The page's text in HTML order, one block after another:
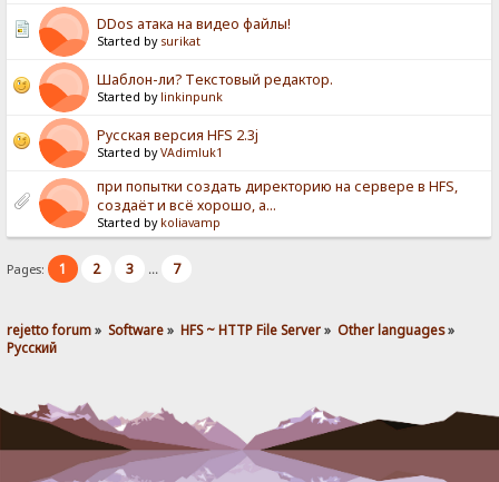
DDos атака на видео файлы!
Started by surikat
Шаблон-ли? Текстовый редактор.
Started by linkinpunk
Русская версия HFS 2.3j
Started byVAdimluk1
при попытки создать директорию на сервере в HFS,
создаёт и всё хорошо, а...
Started by koliavamp
Pages: 1 2 3 ... 7
rejetto forum» Software» HFS ~ HTTP File Server» Other languages»
Pусский